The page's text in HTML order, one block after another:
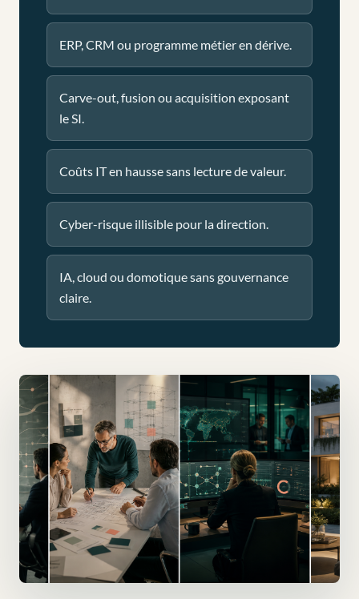
ERP, CRM ou programme métier en dérive.
Carve-out, fusion ou acquisition exposant
le SI.
Coûts IT en hausse sans lecture de valeur.
Cyber-risque illisible pour la direction.
IA, cloud ou domotique sans gouvernance
claire.